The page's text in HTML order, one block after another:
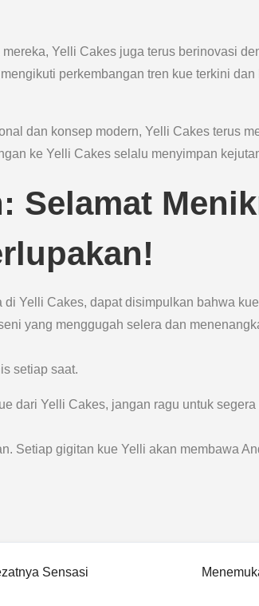
Yelli Cakes juga terus berinovasi
perkembangan tren kue terkini
dan konsep modern, Yelli Cakes terus
ke Yelli Cakes selalu menyimpan
Selamat
di Yelli Cakes, dapat disimpulkan bahwa
yang menggugah selera dan
setiap saat.
dari Yelli Cakes, jangan ragu untuk
Setiap gigitan kue Yelli akan membawa
Sensasi